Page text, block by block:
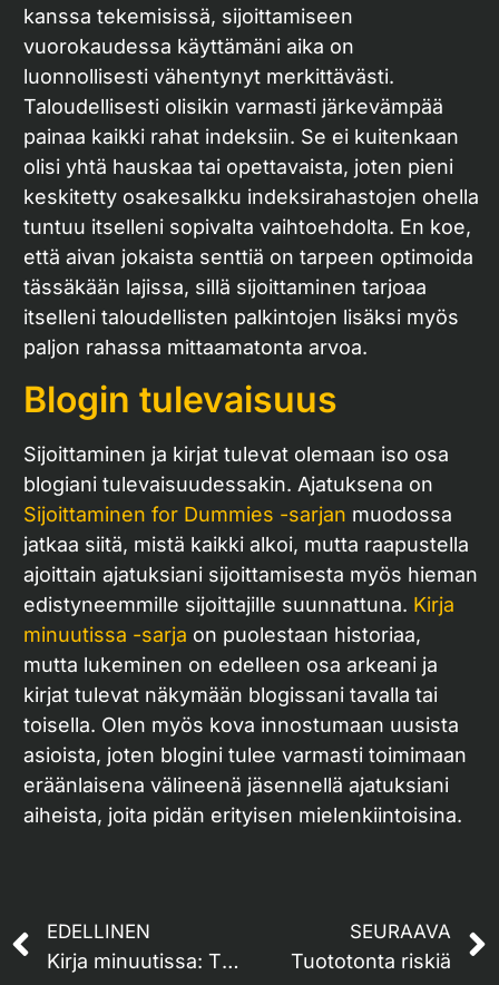
kanssa tekemisissä, sijoittamiseen
vuorokaudessa käyttämäni aika on
luonnollisesti vähentynyt merkittävästi.
Taloudellisesti olisikin varmasti järkevämpää
painaa kaikki rahat indeksiin. Se ei kuitenkaan
olisi yhtä hauskaa tai opettavaista, joten pieni
keskitetty osakesalkku indeksirahastojen ohella
tuntuu itselleni sopivalta vaihtoehdolta. En koe,
että aivan jokaista senttiä on tarpeen optimoida
tässäkään lajissa, sillä sijoittaminen tarjoaa
itselleni taloudellisten palkintojen lisäksi myös
paljon rahassa mittaamatonta arvoa.
Blogin tulevaisuus
Sijoittaminen ja kirjat tulevat olemaan iso osa
blogiani tulevaisuudessakin. Ajatuksena on
Sijoittaminen for Dummies -sarjan muodossa
jatkaa siitä, mistä kaikki alkoi, mutta raapustella
ajoittain ajatuksiani sijoittamisesta myös hieman
edistyneemmille sijoittajille suunnattuna. Kirja
minuutissa -sarja on puolestaan historiaa,
mutta lukeminen on edelleen osa arkeani ja
kirjat tulevat näkymään blogissani tavalla tai
toisella. Olen myös kova innostumaan uusista
asioista, joten blogini tulee varmasti toimimaan
eräänlaisena välineenä jäsennellä ajatuksiani
aiheista, joita pidän erityisen mielenkiintoisina.
EDELLINEN
Kirja minuutissa: The Splendid and the Vile
SEURAAVA
Tuototonta riskiä